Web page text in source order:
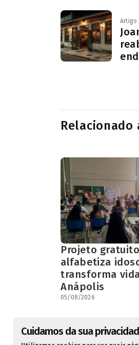
Cuidamos da sua
Artigo
Projeto gratuito
alfabetiza
transforma
Anápolis
05/08/2026